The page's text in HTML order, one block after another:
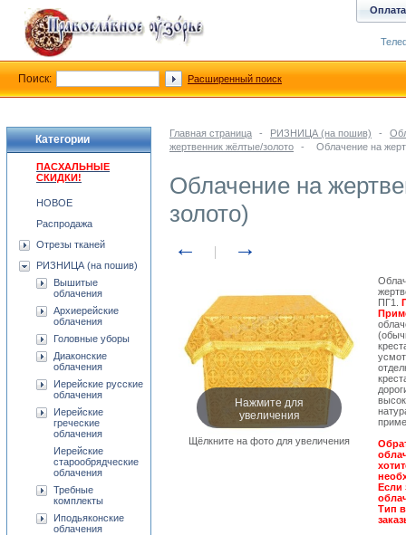
Главная страница - РИЗНИЦА (на пошив) -
жертвенник жёлтые/золото
- Облачение на
Облачение на
золото)
← →
Нажмите для
увеличения
Щёлкните на фото для увеличения
ПГ1.
Если
Тип
Категории
ПАСХАЛЬНЫЕ
СКИДКИ!
НОВОЕ
Распродажа
Отрезы тканей
РИЗНИЦА (на пошив)
Вышитые
облачения
Архиерейские
облачения
Головные уборы
Диаконские
облачения
Иерейские русские
облачения
Иерейские
греческие
облачения
Иерейские
старообрядческие
облачения
Требные
комплекты
Иподьяконские
облачения
Оплата
Поиск: Расширенный поиск